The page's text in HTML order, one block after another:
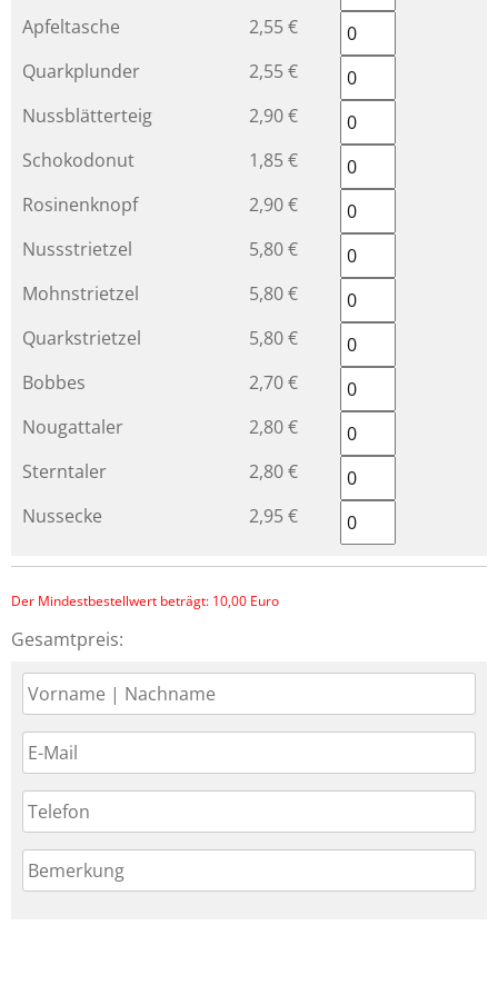
Apfeltasche
2,55 €
Quarkplunder
2,55 €
Nussblätterteig
2,90 €
Schokodonut
1,85 €
Rosinenknopf
2,90 €
Nussstrietzel
5,80 €
Mohnstrietzel
5,80 €
Quarkstrietzel
5,80 €
Bobbes
2,70 €
Nougattaler
2,80 €
Sterntaler
2,80 €
Nussecke
2,95 €
Der Mindestbestellwert beträgt: 10,00 Euro
Gesamtpreis: